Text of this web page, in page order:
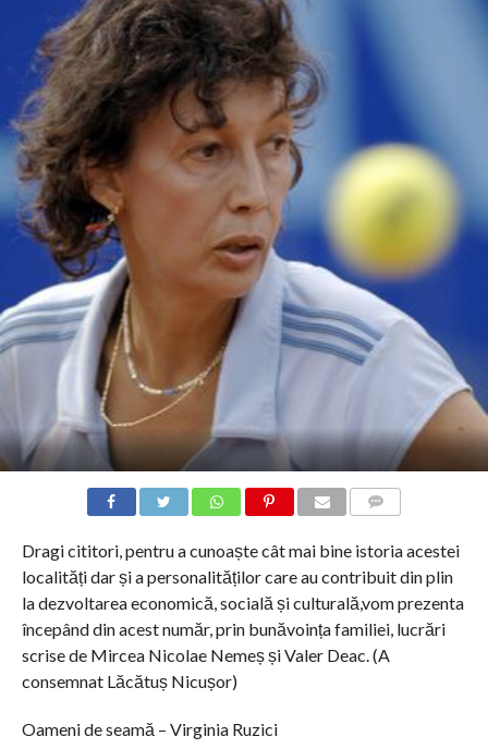
Dragi cititori, pentru a cunoaște cât mai bine istoria acestei
localități dar și a personalităților care au contribuit din plin
la dezvoltarea economică, socială și culturală,vom prezenta
începând din acest număr, prin bunăvoința familiei, lucrări
scrise de Mircea Nicolae Nemeș și Valer Deac. (A
consemnat Lăcătuș Nicușor)
Oameni de seamă – Virginia Ruzici